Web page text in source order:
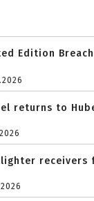
Edition
returns to
receivers